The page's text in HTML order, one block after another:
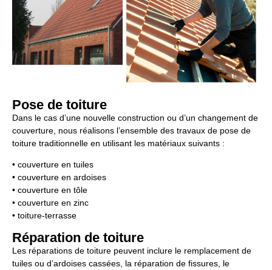
Pose de toiture
Dans le cas d’une nouvelle construction ou d’un changement de
couverture, nous réalisons l’ensemble des travaux de pose de
toiture traditionnelle en utilisant les matériaux suivants :
• couverture en tuiles
• couverture en ardoises
• couverture en tôle
• couverture en zinc
• toiture-terrasse
Réparation de toiture
Les réparations de toiture peuvent inclure le remplacement de
tuiles ou d’ardoises cassées, la réparation de fissures, le